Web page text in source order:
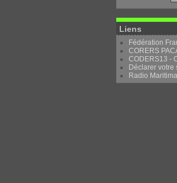
Liens
Fédération
CORERS
CODERS13 -
Déclarer votre
Radio